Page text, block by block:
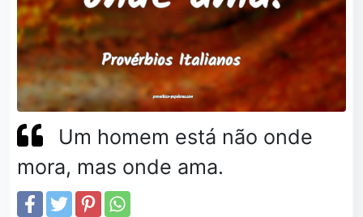
Um homem está não onde
mora, mas onde ama.